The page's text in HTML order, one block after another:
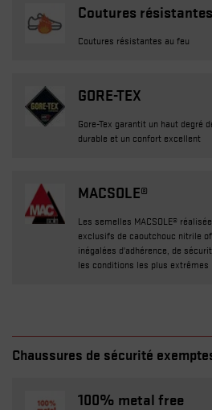
Coutures
Coutures résistantes au feu
GORE-TEX
Gore-Tex garantit un haut degré
durable et un confort excellent
MACSOLE®
Les semelles MACSOLE®
exclusifs de caoutchouc nitrile
inégalées d'adhérence, de
les conditions les plus extrêmes
Chaussures de sécurité
100% metal free